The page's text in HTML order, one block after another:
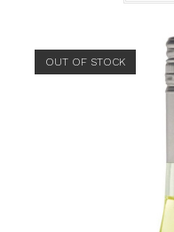
OUT OF STOCK